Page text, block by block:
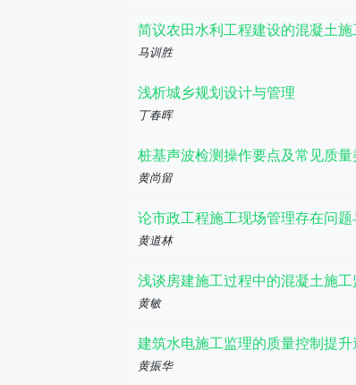
简议农田水利工程建设的混凝土施
马训胜
浅析城乡规划设计与管理
丁春晖
桩基声波检测操作要点及常见质量
黄尚留
论市政工程施工现场管理存在问题
黄道林
浅谈房建施工过程中的混凝土施工
黄敏
建筑水电施工监理的质量控制提升
黄振华